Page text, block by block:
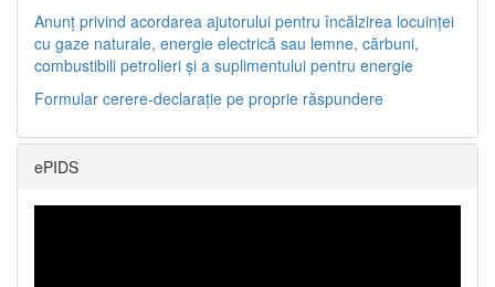
Anunț privind acordarea ajutorului pentru încălzirea locuinței
cu gaze naturale, energie electrică sau lemne, cărbuni,
combustibili petrolieri și a suplimentului pentru energie
Formular cerere-declarație pe proprie răspundere
ePIDS